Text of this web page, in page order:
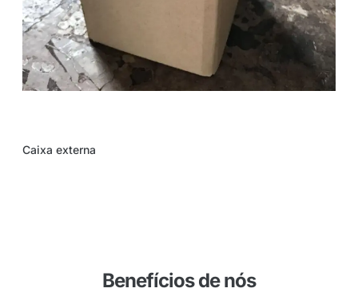
Caixa externa
Benefícios de nós